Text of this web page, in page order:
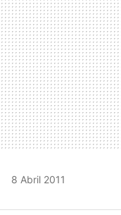
8 Abril 2011